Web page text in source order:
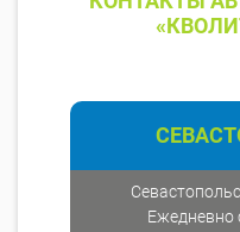
Ежедневно